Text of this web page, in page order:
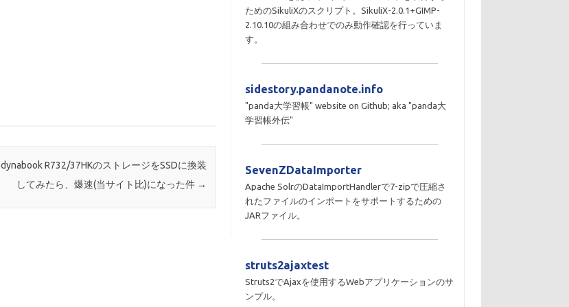
dynabook R732/37HKのストレージをSSDに換装
してみたら、爆速(当サイト比)になった件 →
ためのSikuliXのスクリプト。SikuliX-2.0.1+GIMP-
2.10.10の組み合わせでのみ動作確認を行っていま
す。
sidestory.pandanote.info
"panda大学習帳" website on Github; aka "panda大
学習帳外伝"
SevenZDataImporter
Apache SolrのDataImportHandlerで7-zipで圧縮さ
れたファイルのインポートをサポートするための
JARファイル。
struts2ajaxtest
Struts2でAjaxを使用するWebアプリケーションのサ
ンプル。